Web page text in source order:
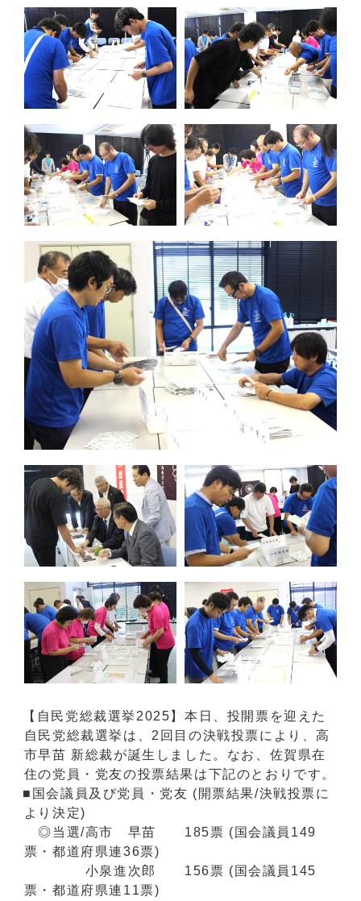
【自民党総裁選挙2025】本日、投開票を迎えた
自民党総裁選挙は、2回目の決戦投票により、高
市早苗 新総裁が誕生しました。なお、佐賀県在
住の党員・党友の投票結果は下記のとおりです。
■国会議員及び党員・党友 (開票結果/決戦投票に
より決定)
◎当選/高市 早苗 185票 (国会議員149
票・都道府県連36票)
小泉進次郎 156票 (国会議員145
票・都道府県連11票)